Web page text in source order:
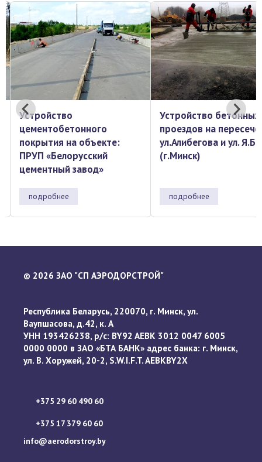
Устройство бетонных
проездов на пересечении
ул.Алибегова и ул. Я.Брыля
(г.Минск)
подробнее
Текущий ремонт
на РПТО "Каменный
подробнее
© 2026 ЗАО "СП АЭРОДОРСТРОЙ"
Республика Беларусь, 220070, г. Минск, ул.
Ваупшасова, д.42, к. А
УНН 193426238, р/с: BY92 AEBK 3012 0047 6005
0000 0000 в ЗАО «БТА БАНК» адрес банка: г. Минск,
ул. В. Хоружей, 20-2, S.W.I.F.T. AEBKBY2X
+375 29 60 490 60
+375 17 379 60 60
info@aerodorstroy.by